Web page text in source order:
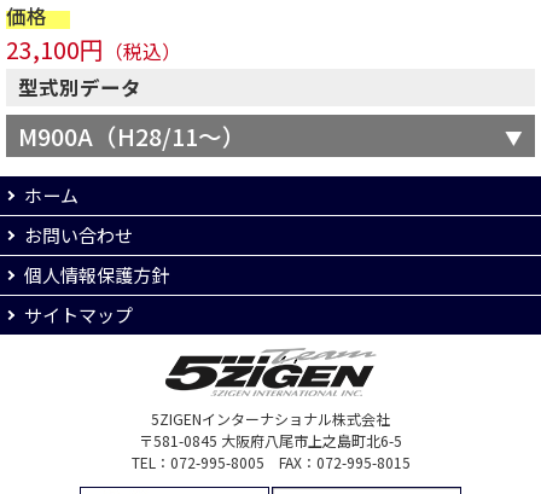
価格
23,100円 （税込）
型式別データ
M900A（H28/11～）
ホーム
お問い合わせ
個人情報保護方針
サイトマップ
5ZIGENインターナショナル株式会社
〒581-0845 大阪府八尾市上之島町北6-5
TEL：072-995-8005 FAX：072-995-8015